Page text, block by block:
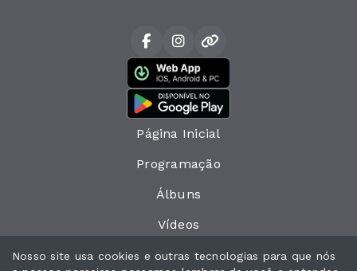
Página Inicial
Programação
Álbuns
Vídeos
Eventos
Nosso site usa cookies e outras tecnologias para que nós